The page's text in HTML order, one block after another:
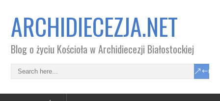
ARCHIDIECEZJA.NET
Blog o życiu Kościoła w Archidiecezji Białostockiej